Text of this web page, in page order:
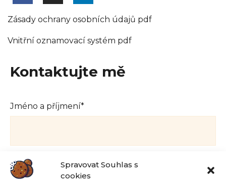
Spravovat Souhlas s
cookies
Kontaktujte mě
Jméno a příjmení*
Telefon
Zásady ochrany osobních údajů pdf
Vnitřní oznamovací systém pdf